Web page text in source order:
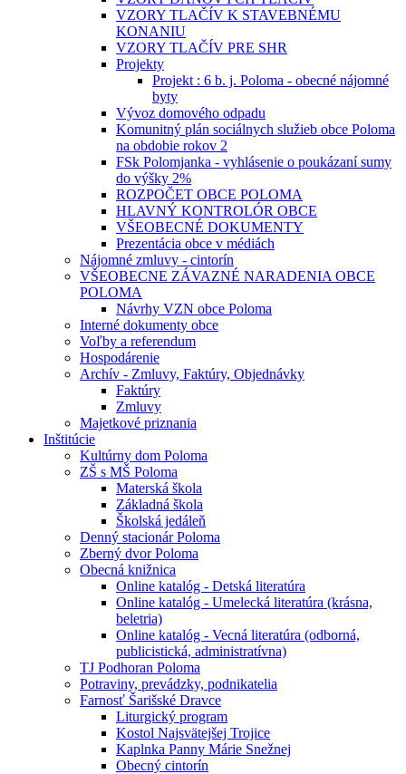
VZORY TLAČÍV K STAVEBNÉMU
KONANIU
VZORY TLAČÍV PRE SHR
Projekty
Projekt : 6 b. j. Poloma - obecné nájomné
byty
Vývoz domového odpadu
Komunitný plán sociálnych služieb obce Poloma
na obdobie rokov 2
FSk Polomjanka - vyhlásenie o poukázaní sumy
do výšky 2%
ROZPOČET OBCE POLOMA
HLAVNÝ KONTROLÓR OBCE
VŠEOBECNÉ DOKUMENTY
Prezentácia obce v médiách
Nájomné zmluvy - cintorín
VŠEOBECNE ZÁVAZNÉ NARADENIA OBCE
POLOMA
Návrhy VZN obce Poloma
Interné dokumenty obce
Voľby a referendum
Hospodárenie
Archív - Zmluvy, Faktúry, Objednávky
Faktúry
Zmluvy
Majetkové priznania
Inštitúcie
Kultúrny dom Poloma
ZŠ s MŠ Poloma
Materská škola
Základná škola
Školská jedáleň
Denný stacionár Poloma
Zberný dvor Poloma
Obecná knižnica
Online katalóg - Detská literatúra
Online katalóg - Umelecká literatúra (krásna,
beletria)
Online katalóg - Vecná literatúra (odborná,
publicistická, administratívna)
TJ Podhoran Poloma
Potraviny, prevádzky, podnikatelia
Farnosť Šarišské Dravce
Liturgický program
Kostol Najsvätejšej Trojice
Kaplnka Panny Márie Snežnej
Obecný cintorín